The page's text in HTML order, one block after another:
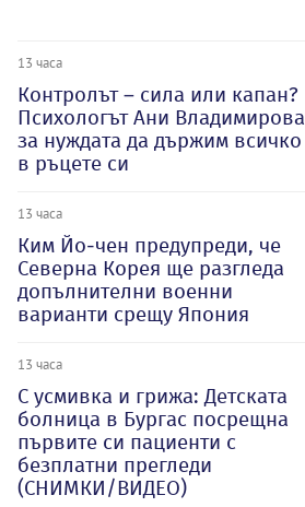
13 часа
Контролът – сила или капан?
Психологът Ани Владимирова
за нуждата да държим всичко
в ръцете си
13 часа
Ким Йо-чен предупреди, че
Северна Корея ще разгледа
допълнителни военни
варианти срещу Япония
13 часа
С усмивка и грижа: Детската
болница в Бургас посрещна
първите си пациенти с
безплатни прегледи
(СНИМКИ/ВИДЕО)